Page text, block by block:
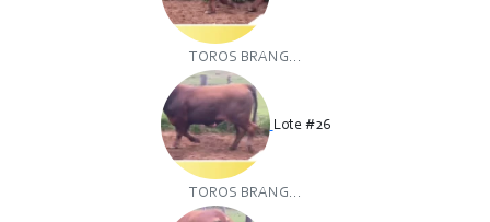
TOROS BRANG...
Lote #26
TOROS BRANG...